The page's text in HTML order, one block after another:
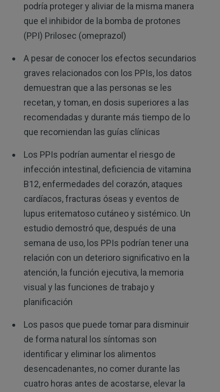
podría proteger y aliviar de la misma manera
que el inhibidor de la bomba de protones
(PPI) Prilosec (omeprazol)
A pesar de conocer los efectos secundarios
graves relacionados con los PPIs, los datos
demuestran que a las personas se les
recetan, y toman, en dosis superiores a las
recomendadas y durante más tiempo de lo
que recomiendan las guías clínicas
Los PPIs podrían aumentar el riesgo de
infección intestinal, deficiencia de vitamina
B12, enfermedades del corazón, ataques
cardíacos, fracturas óseas y eventos de
lupus eritematoso cutáneo y sistémico. Un
estudio demostró que, después de una
semana de uso, los PPIs podrían tener una
relación con un deterioro significativo en la
atención, la función ejecutiva, la memoria
visual y las funciones de trabajo y
planificación
Los pasos que puede tomar para disminuir
de forma natural los síntomas son
identificar y eliminar los alimentos
desencadenantes, no comer durante las
cuatro horas antes de acostarse, elevar la